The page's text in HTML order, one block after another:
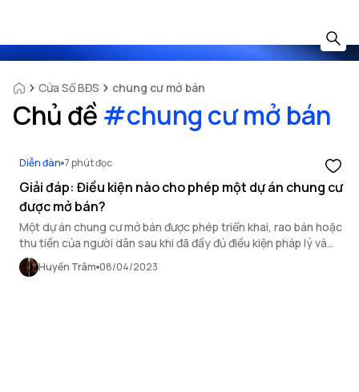
Cửa Sổ BĐS chung cư mở bán
Chủ đề #chung cư mở bán
Diễn đàn 7 phút đọc
Giải đáp: Điều kiện nào cho phép một dự án chung cư
được mở bán?
Một dự án chung cư mở bán được phép triển khai, rao bán hoặc
thu tiền của người dân sau khi đã đầy đủ điều kiện pháp lý và
được sự chấp thuận của Sở Xây dựng.
Huyền Trâm 08/04/2023